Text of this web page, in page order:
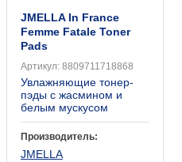
JMELLA In France
Femme Fatale Toner
Pads
Артикул:8809711718868
Увлажняющие тонер-
пэды с жасмином и
белым мускусом
Производитель:
JMELLA